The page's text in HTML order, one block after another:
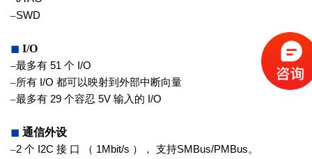
–SWD
◼ I/O
–最多有 51 个 I/O
–所有 I/O 都可以映射到外部中断向量
–最多有 29 个容忍 5V 输入的 I/O
◼ 通信外设
–2 个 I2C 接 口 （ 1Mbit/s ）， 支持SMBus/PMBus。